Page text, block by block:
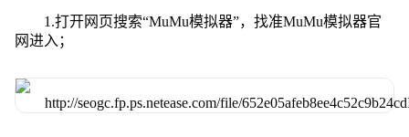
1.打开网页搜索“MuMu模拟器”，找准MuMu模拟器官
网进入；